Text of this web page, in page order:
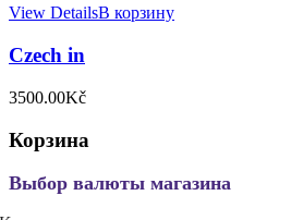
View DetailsВ корзину
Czech in
3500.00Kč
Корзина
Выбор валюты магазина